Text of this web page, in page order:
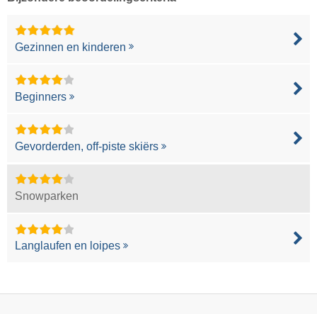
Gezinnen en kinderen
Beginners
Gevorderden, off-piste skiërs
Snowparken
Langlaufen en loipes